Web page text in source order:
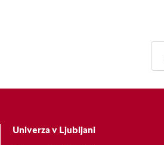
Univerza v Ljubljani